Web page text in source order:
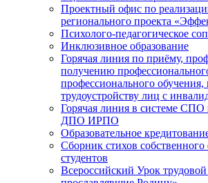
Проектный офис по
регионального проекта
Психолого-педагогическое
Инклюзивное образование
Горячая линия по приёму,
получению
профессионального
трудоустройству лиц с
Горячая линия в системе
ДПО ИРПО
Образовательное
Сборник стихов
студентов
Всероссийский Урок